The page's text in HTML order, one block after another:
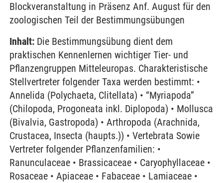
Blockveranstaltung in Präsenz Anf. August für den
zoologischen Teil der Bestimmungsübungen
Inhalt: Die Bestimmungsübung dient dem
praktischen Kennenlernen wichtiger Tier- und
Pflanzengruppen Mitteleuropas. Charakteristische
Stellvertreter folgender Taxa werden bestimmt: •
Annelida (Polychaeta, Clitellata) • “Myriapoda”
(Chilopoda, Progoneata inkl. Diplopoda) • Mollusca
(Bivalvia, Gastropoda) • Arthropoda (Arachnida,
Crustacea, Insecta (haupts.)) • Vertebrata Sowie
Vertreter folgender Pflanzenfamilien: •
Ranunculaceae • Brassicaceae • Caryophyllaceae •
Rosaceae • Apiaceae • Fabaceae • Lamiaceae •